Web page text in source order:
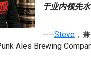
于业内领先水
——Steve ，
Ales Brewing